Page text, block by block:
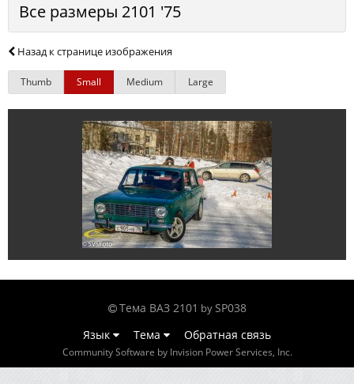
Все размеры 2101 '75
Назад к странице изображения
Thumb Small Medium Large
Тема ВАЗ 2101 by SP038
Язык
Тема Обратная связь
Community Software by Invision Power Services, Inc.